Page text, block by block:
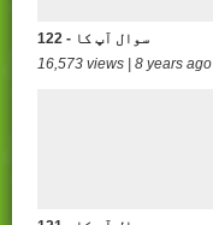
122 - سوال آپ کا
16,573 views | 8 years ago